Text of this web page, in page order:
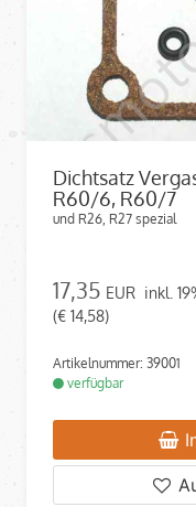
Dichtsatz
R60/6, R60/7
und R26, R27 spezial
17,35 EUR inkl.
(€ 14,58)
Artikelnummer: 39001
verfügbar